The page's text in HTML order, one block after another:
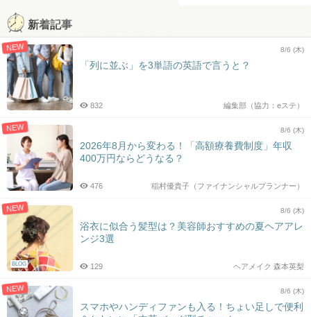
新着記事
NEW 8/6 (木)
「列に並ぶ」を3単語の英語で言うと？
編集部（協力：eステ）
832
NEW 8/6 (木)
2026年8月から変わる！「高額療養費制度」年収
400万円ならどうなる？
稲村優貴子（ファイナンシャルプランナー）
476
NEW
BLOG
8/6 (木)
浴衣に似合う髪型は？美容師おすすめの夏ヘアアレ
ンジ3選
ヘアメイク 森本英梨
129
NEW 8/6 (木)
スマホやハンディファンも入る！ちょい足しで便利